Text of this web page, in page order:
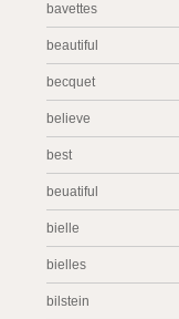
bavettes
beautiful
becquet
believe
best
beuatiful
bielle
bielles
bilstein